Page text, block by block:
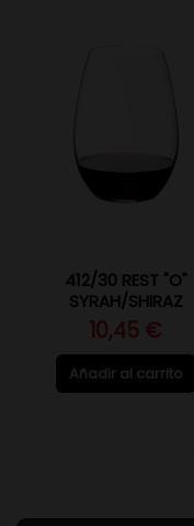
412/30 REST "O"
SYRAH/SHIRAZ
10,45 €
Añadir al carrito